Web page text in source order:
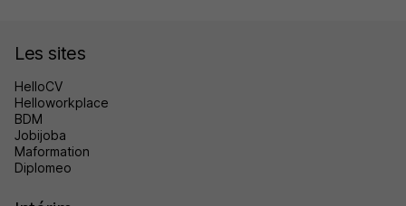
Les sites
HelloCV
Helloworkplace
BDM
Jobijoba
Maformation
Diplomeo